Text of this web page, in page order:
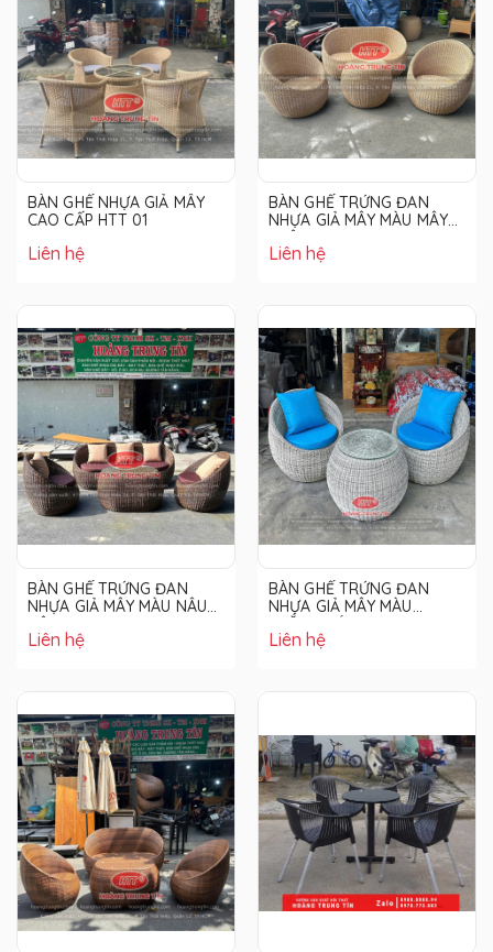
BÀN GHẾ NHỰA GIẢ MÂY
CAO CẤP HTT 01
Liên hệ
BÀN GHẾ TRỨNG ĐAN
NHỰA GIẢ MÂY MÀU MÂY
THẬT
Liên hệ
BÀN GHẾ TRỨNG ĐAN
NHỰA GIẢ MÂY MÀU NÂU
ĐẬM
Liên hệ
BÀN GHẾ TRỨNG ĐAN
NHỰA GIẢ MÂY MÀU
TRẮNG XÁM
Liên hệ